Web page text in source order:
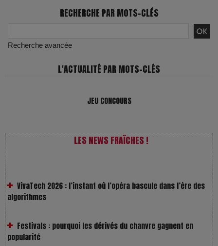
RECHERCHE PAR MOTS-CLÉS
Recherche avancée
L'ACTUALITÉ PAR MOTS-CLÉS
JEU CONCOURS
LES NEWS FRAÎCHES !